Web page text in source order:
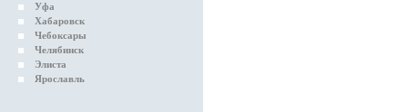
Уфа
Хабаровск
Чебоксары
Челябинск
Элиста
Ярославль